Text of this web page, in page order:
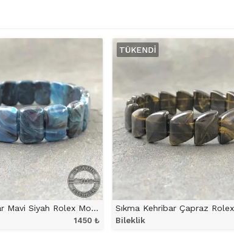
Sıkma Kehribar Mavi Siyah Rolex Model Bileklik
1450 ₺
TÜKENDI
Bileklik